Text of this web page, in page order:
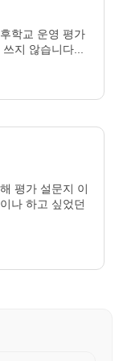
학교 운영 평가
지 않습니다...
평가 설문지 이
나 하고 싶었던